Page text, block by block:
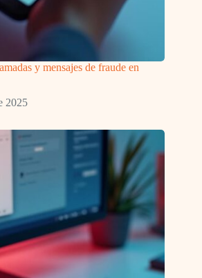
y mensajes de fraude en
2025